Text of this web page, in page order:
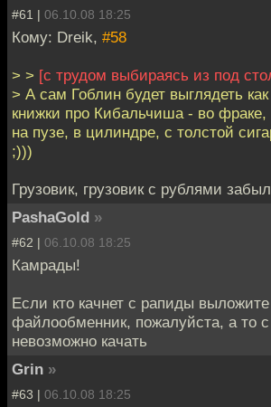
#61 | 06.10.08 18:25
Кому: Dreik, #58
> > [с трудом выбираясь из под
> А сам Гоблин будет выглядеть
книжки про Кибальчиша - во
на пузе, в цилиндре, с толстой
;)))
Грузовик, грузовик с рублями
PashaGold »
#62 | 06.10.08 18:25
Камрады!
Если кто качнет с рапиды
файлообменник, пожалуйста, а то
невозможно качать
Grin »
#63 | 06.10.08 18:25